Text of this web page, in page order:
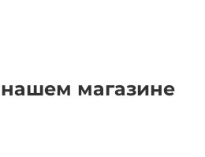
магазине